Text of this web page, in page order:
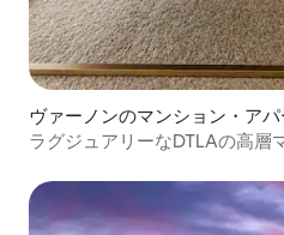
ヴァーノンのマンション・アパ
ラグジュアリーなDTLAの高層